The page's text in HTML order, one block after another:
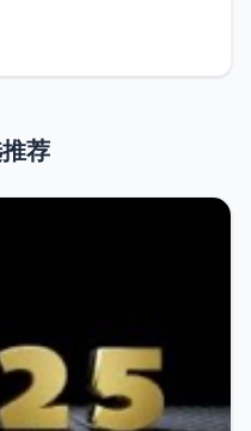
辑，添加水印等，非常方
部分截
荐